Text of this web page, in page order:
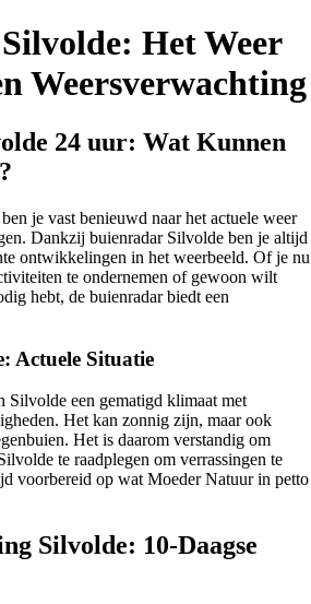
Het Weer
Weersverwachting
24 uur: Wat Kunnen
je vast benieuwd naar het actuele weer
Dankzij buienradar Silvolde ben je altijd
ontwikkelingen in het weerbeeld. Of je nu
te ondernemen of gewoon wilt
hebt, de buienradar biedt een
Actuele Situatie
Silvolde een gematigd klimaat met
Het kan zonnig zijn, maar ook
Het is daarom verstandig om
te raadplegen om verrassingen te
voorbereid op wat Moeder Natuur in petto
Silvolde: 10-Daagse